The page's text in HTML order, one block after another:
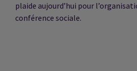
plaide aujourd’hui pour
conférence sociale.